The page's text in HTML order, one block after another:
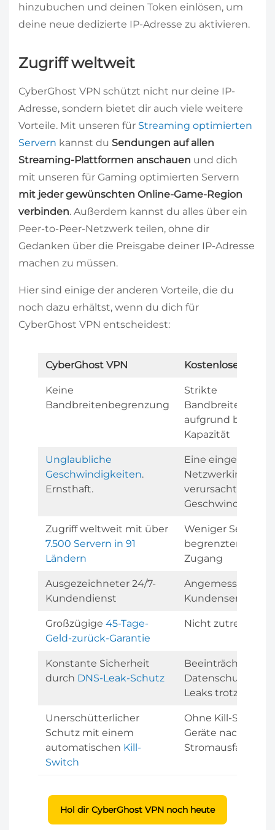
hinzubuchen und deinen Token einlösen, um
deine neue dedizierte IP-Adresse zu aktivieren.
Zugriff weltweit
CyberGhost VPN schützt nicht nur deine IP-
Adresse, sondern bietet dir auch viele weitere
Vorteile. Mit unseren für Streaming optimierten
Servern kannst du Sendungen auf allen
Streaming-Plattformen anschauen und dich
mit unseren für Gaming optimierten Servern
mit jeder gewünschten Online-Game-Region
verbinden. Außerdem kannst du alles über ein
Peer-to-Peer-Netzwerk teilen, ohne dir
Gedanken über die Preisgabe deiner IP-Adresse
machen zu müssen.
Hier sind einige der anderen Vorteile, die du
noch dazu erhältst, wenn du dich für
CyberGhost VPN entscheidest:
CyberGhost VPN Kostenlose VPNs
Keine
Bandbreitenbegrenzung
Strikte
aufgrund
Kapazität
Unglaubliche
Geschwindigkeiten.
Ernsthaft.
Eine
verursacht
Zugriff weltweit mit über
7.500 Servern in 91
Ländern
Weniger Server
begrenzten
Zugang
Ausgezeichneter 24/7-
Kundendienst
Angemessener
Kundenservice,
Großzügige 45-Tage-
Geld-zurück-Garantie
Nicht zutreffend
Konstante Sicherheit
durch DNS-Leak-Schutz
Beeinträchtigter
Datenschutz
Leaks trotz
Unerschütterlicher
Schutz mit einem
automatischen Kill-
Switch
Ohne Kill-Switch
Geräte nach
Stromausfall
Hol dir CyberGhost VPN noch heute